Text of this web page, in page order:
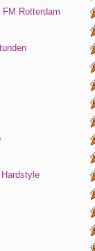
Rotterdam